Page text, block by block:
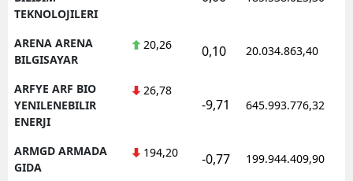
TEKNOLOJILERI
ARENA ARENA
BILGISAYAR
20,26 0,10 20.034.863,40
ARFYE ARF BIO
YENILENEBILIR
ENERJI
26,78
-9,71 645.993.776,32
ARMGD ARMADA
GIDA
194,20 -0,77 199.944.409,90